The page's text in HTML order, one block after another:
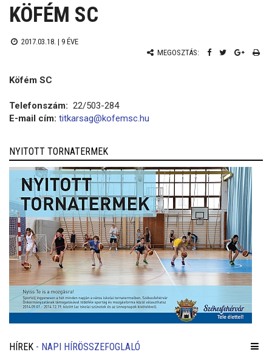
KÖFÉM SC
2017.03.18. | 9 ÉVE
MEGOSZTÁS:
Köfém SC
Telefonszám: 22/503-284
E-mail cím: titkarsag@kofemsc.hu
NYITOTT TORNATERMEK
HÍREK - NAPI HÍRÖSSZEFOGLALÓ